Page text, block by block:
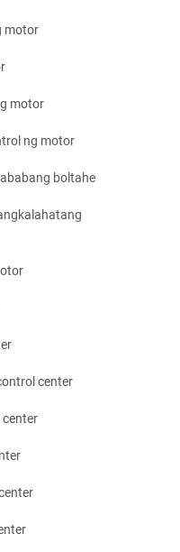
motor
motor
ng motor
boltahe
center